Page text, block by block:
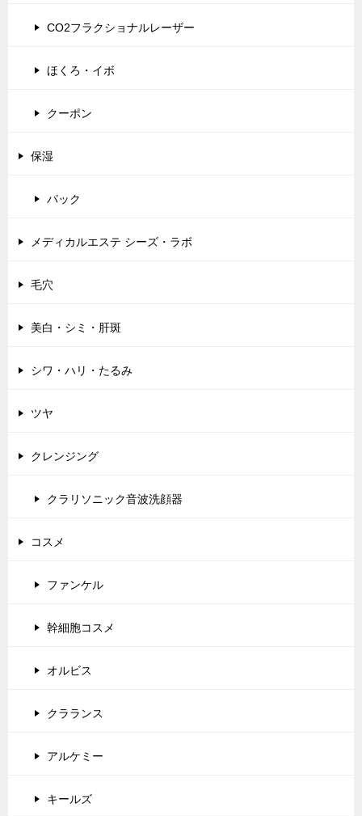
CO2フラクショナルレーザー
ほくろ・イボ
クーポン
保湿
パック
メディカルエステ シーズ・ラボ
毛穴
美白・シミ・肝斑
シワ・ハリ・たるみ
ツヤ
クレンジング
クラリソニック音波洗顔器
コスメ
ファンケル
幹細胞コスメ
オルビス
クラランス
アルケミー
キールズ